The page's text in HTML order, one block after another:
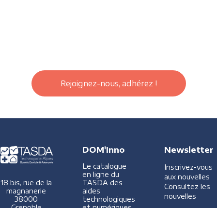
Rejoignez-nous, adhérez !
18 bis, rue de la
magnanerie
38000
DOM'Inno
Le catalogue
en ligne du
TASDA des
aides
technologiques
Newsletter
Inscrivez-vous
aux nouvelles
Consultez les
nouvelles